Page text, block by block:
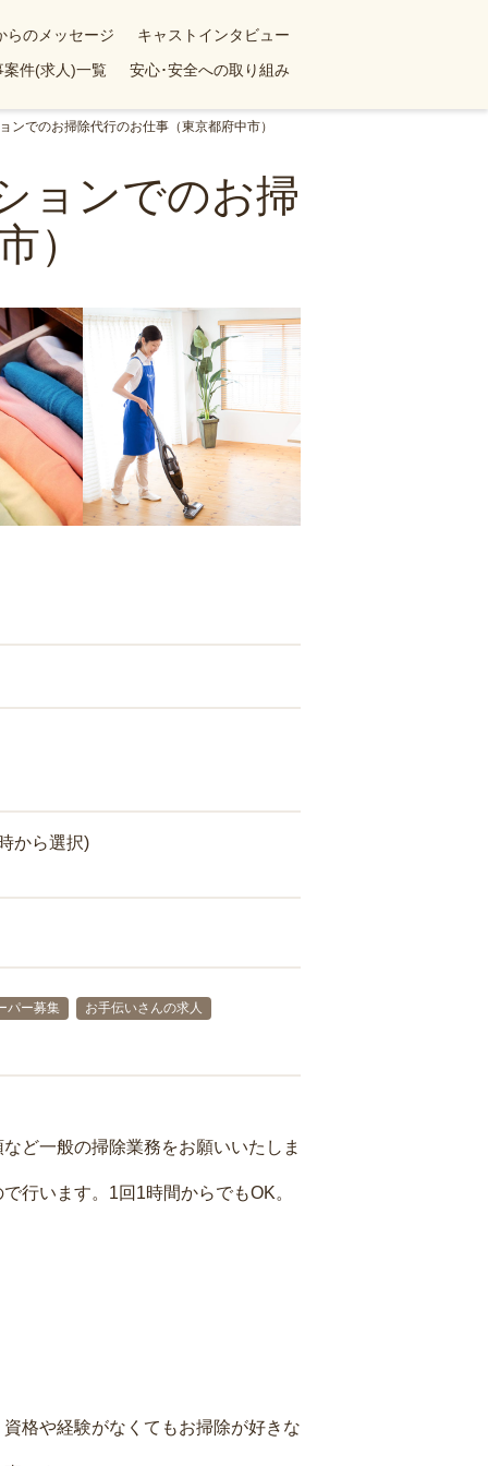
らのメッセージ
キャストインタビュー
案件(求人)一覧 安心･安全への取り組み
でのお掃除代行のお仕事（東京都府中市）
ョンでのお掃
）
から選択)
パー募集
お手伝いさんの求人
ど一般の掃除業務をお願いいたしま
行います。1回1時間からでもOK。
格や経験がなくてもお掃除が好きな